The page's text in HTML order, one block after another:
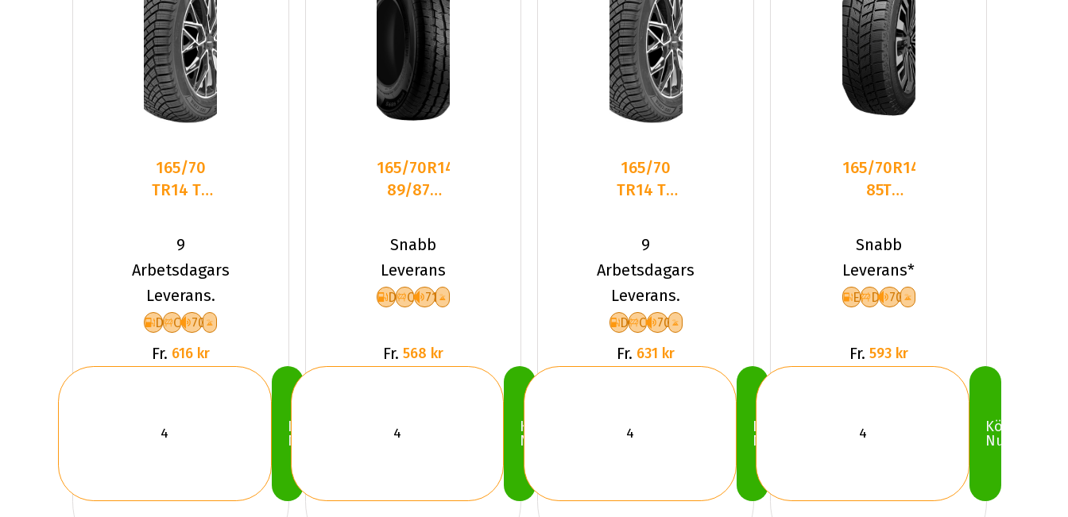
165/70
TR14 TL
4-
SEASONS
3
9
Arbetsdagars
Leverans.
D C 70
Fr. 616 kr
Köp
Nu
165/70R14C
89/87R
ROCK
989S D
Snabb
Leverans
D C 71
Fr. 568 kr
Köp
Nu
165/70
TR14 TL
4-
SEASONS
3 XL
9
Arbetsdagars
Leverans.
D C 70
Fr. 631 kr
Köp
Nu
165/70R14
85T
SNOW-H
MWH01
XL Fr
Snabb
Leverans*
E D 70
Fr. 593 kr
Köp
Nu